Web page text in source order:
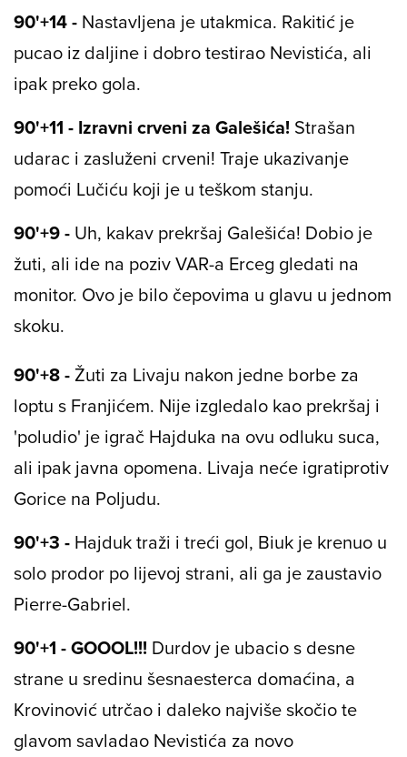
90'+14 - Nastavljena je utakmica. Rakitić je
pucao iz daljine i dobro testirao Nevistića, ali
ipak preko gola.
90'+11 - Izravni crveni za Galešića! Strašan
udarac i zasluženi crveni! Traje ukazivanje
pomoći Lučiću koji je u teškom stanju.
90'+9 - Uh, kakav prekršaj Galešića! Dobio je
žuti, ali ide na poziv VAR-a Erceg gledati na
monitor. Ovo je bilo čepovima u glavu u jednom
skoku.
90'+8 - Žuti za Livaju nakon jedne borbe za
loptu s Franjićem. Nije izgledalo kao prekršaj i
'poludio' je igrač Hajduka na ovu odluku suca,
ali ipak javna opomena. Livaja neće igratiprotiv
Gorice na Poljudu.
90'+3 - Hajduk traži i treći gol, Biuk je krenuo u
solo prodor po lijevoj strani, ali ga je zaustavio
Pierre-Gabriel.
90'+1 - GOOOL!!! Durdov je ubacio s desne
strane u sredinu šesnaesterca domaćina, a
Krovinović utrčao i daleko najviše skočio te
glavom savladao Nevistića za novo